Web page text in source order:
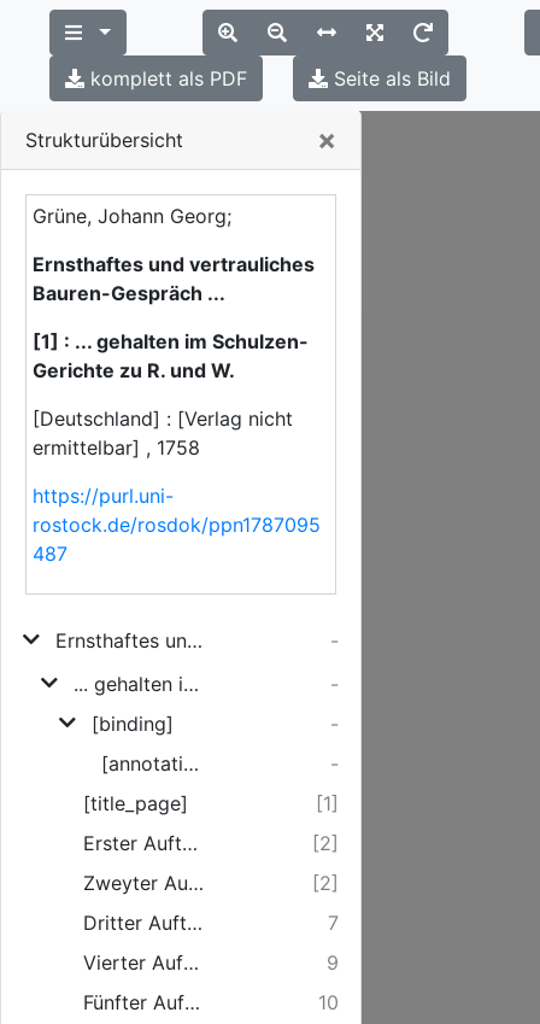
Strukturübersicht ×
Grüne, Johann Georg;
Ernsthaftes und vertrauliches
Bauren-Gespräch ...
[1] : ... gehalten im Schulzen-
Gerichte zu R. und W.
[Deutschland] : [Verlag nicht
ermittelbar] , 1758
https://purl.uni-
rostock.de/rosdok/ppn1787095
487
Ernsthaftes und vertrauliches Bauren-Gespräch ...
-
... gehalten im Schulzen-Gerichte zu R. und W.
-
[binding]
-
[annotation]
-
[title_page]
[1]
Erster Auftritt.
[2]
Zweyter Auftritt.
[2]
Dritter Auftritt.
7
Vierter Auftritt.
9
Fünfter Auftritt.
10
komplett als PDF Seite als Bild